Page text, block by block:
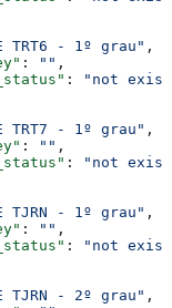
TRT6 - 1º grau" ,
: "" ,
:
"not
TRT7 - 1º grau" ,
: "" ,
:
"not
TJRN - 1º grau" ,
: "" ,
:
"not
TJRN - 2º grau" ,